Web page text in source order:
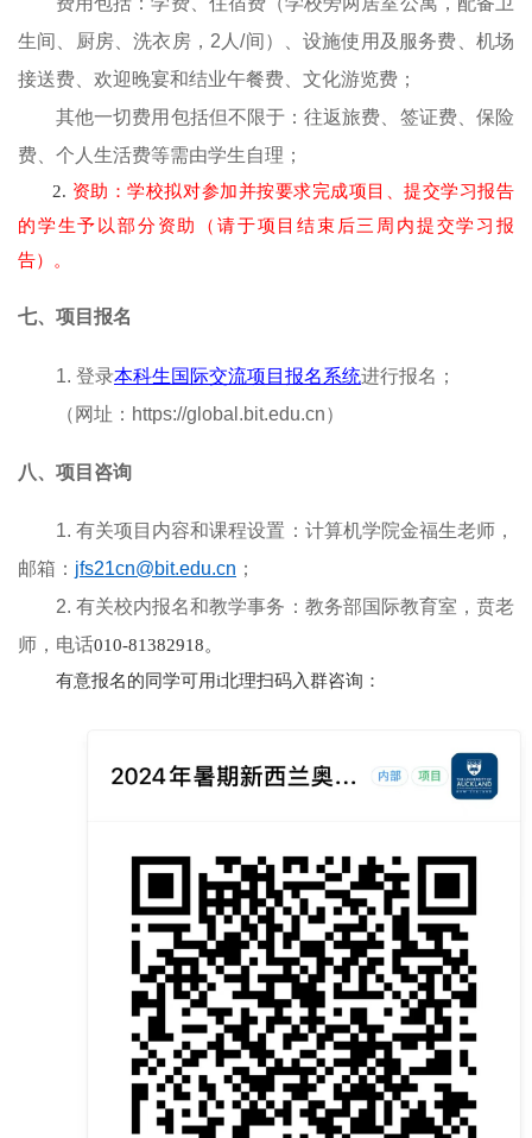
生间、厨房、洗衣房， 2 人/间 ）、设施使用及服务费、机场
接送费、欢迎晚宴和结业午餐费、文化游览费；
其他一切费用包括但不限于：往返旅费、签证费、保险
费、个人生活费等需由学生自理；
2. 资助：学校拟对参加并按要求完成项目、提交学习报告
的学生予以部分资助（请于项目结束后三周内提交学习报
告）。
七、项目报名
1. 登录本科生国际交流项目报名系统进行报名；
（网址： https://global.bit.edu.cn）
八、项目咨询
1.有关项目内容和课程设置： 计算机学院金福生老师，
邮箱： jfs21cn@bit.edu.cn ；
2.有关校内报名和教学事务：教务部国际教育室，贲老
师，电话010-81382918。
有意报名的同学可用i北理扫码入群咨询：